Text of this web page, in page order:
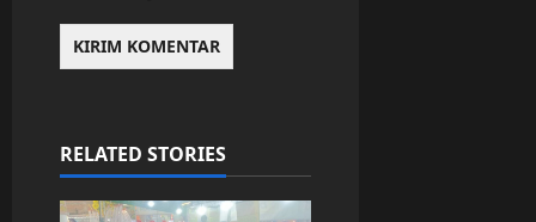
RELATED STORIES